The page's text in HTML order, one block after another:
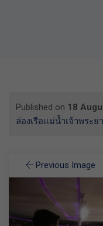
Published on 18
ล่องเรือเเม่น้ำเจ้าพระยา
Previous Image